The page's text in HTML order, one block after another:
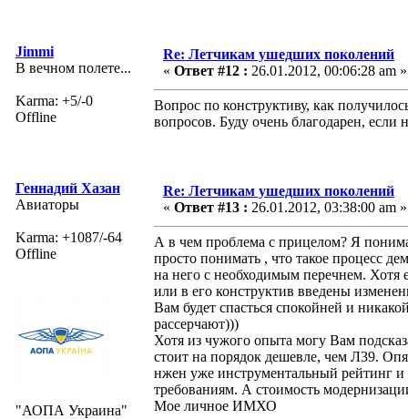
Jimmi
В вечном полете...
Karma: +5/-0
Offline
Re: Летчикам ушедших поколений
« Ответ #12 : 26.01.2012, 00:06:28 am »
Вопрос по конструктиву, как
вопросов. Буду очень благодарен,
Геннадий Хазан
Авиаторы
Karma: +1087/-64
Offline
"АОПА Украина"
Re: Летчикам ушедших поколений
« Ответ #13 : 26.01.2012, 03:38:00 am »
А в чем проблема с прицелом? Я
просто понимать , что такое процесс
на него с необходимым перечнем. Хотя
или в его конструктив введены
Вам будет спасться спокойней и
рассерчают)))
Хотя из чужого опыта могу Вам
стоит на порядок дешевле, чем Л39.
нжен уже инструментальный рейтинг и
требованиям. А стоимость
Мое личное ИМХО